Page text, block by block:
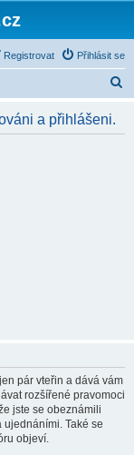
Přihlásit se
Registrovat
a přihlášeni.
pár vteřin a dává vám
rozšířené pravomoci
jste se obeznámili
Také se
objeví.